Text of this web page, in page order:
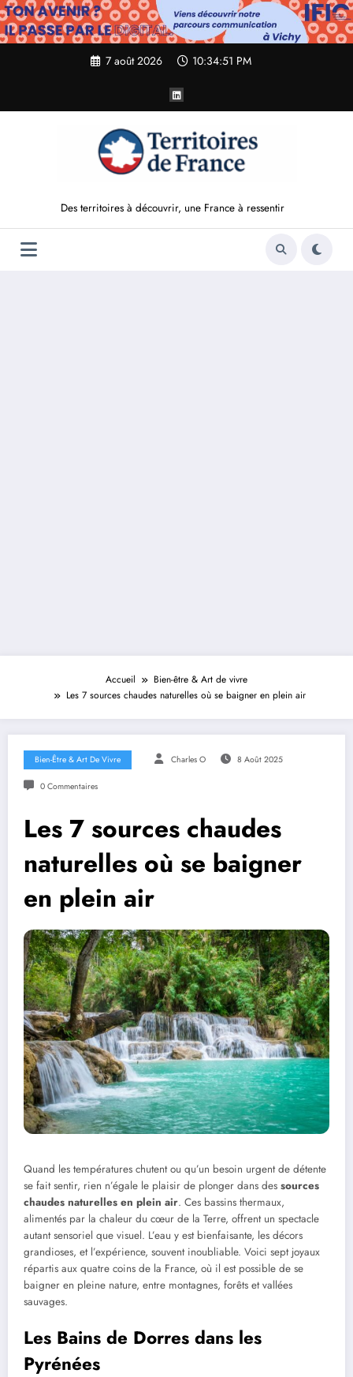
Aller
au
contenu
7 août 2026 10:34:52 PM
Des territoires à découvrir, une France à ressentir
Accueil
Bien-être & Art de vivre
Les 7 sources chaudes naturelles où se baigner en plein air
Bien-Être & Art De Vivre Charles O 8 Août 2025
0 Commentaires
Les 7 sources chaudes
naturelles où se baigner
en plein air
Quand les températures chutent ou qu’un besoin urgent de détente
se fait sentir, rien n’égale le plaisir de plonger dans des sources
chaudes naturelles en plein air. Ces bassins thermaux,
alimentés par la chaleur du cœur de la Terre, offrent un spectacle
autant sensoriel que visuel. L’eau y est bienfaisante, les décors
grandioses, et l’expérience, souvent inoubliable. Voici sept joyaux
répartis aux quatre coins de la France, où il est possible de se
baigner en pleine nature, entre montagnes, forêts et vallées
sauvages.
Les Bains de Dorres dans les
Pyrénées